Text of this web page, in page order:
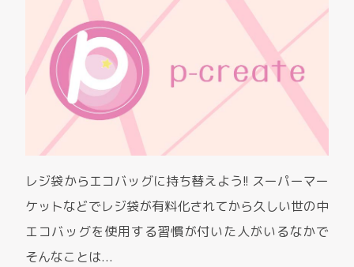
レジ袋からエコバッグに持ち替えよう!! スーパーマー
ケットなどでレジ袋が有料化されてから久しい世の中
エコバッグを使用する習慣が付いた人がいるなかで
そんなことは...